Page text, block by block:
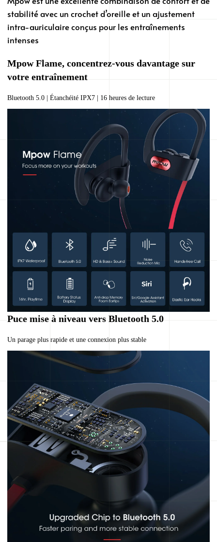
stabilité avec un crochet d’oreille et un ajustement
intra-auriculaire conçus pour les entraînements
intenses
Mpow Flame, concentrez-vous davantage sur
votre entraînement
Bluetooth 5.0 | Étanchéité IPX7 | 16 heures de lecture
Puce mise à niveau vers Bluetooth 5.0
Un parage plus rapide et une connexion plus stable